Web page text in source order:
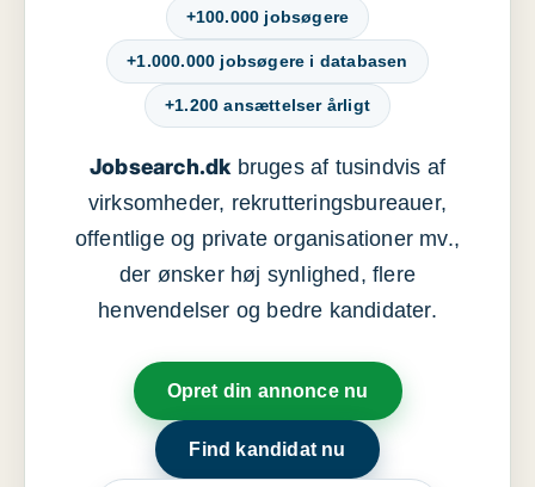
+100.000 jobsøgere
+1.000.000 jobsøgere i databasen
+1.200 ansættelser årligt
Jobsearch.dkbruges af tusindvis af
virksomheder, rekrutteringsbureauer,
offentlige og private organisationer mv.,
der ønsker høj synlighed, flere
henvendelser og bedre kandidater.
Opret din annonce nu
Find kandidat nu